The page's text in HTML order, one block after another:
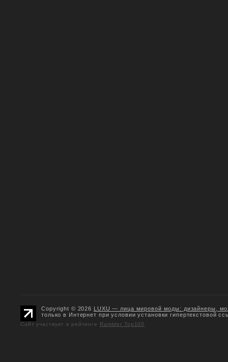
Copyright © 2026 LUXU — лица мировой моды: дизайнеры,
только в Интернет при условии установки гипертекстовой
Сайт участвует в рейтинге Rambler Top100